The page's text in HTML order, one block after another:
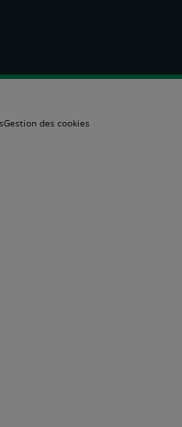
Gestion des cookies